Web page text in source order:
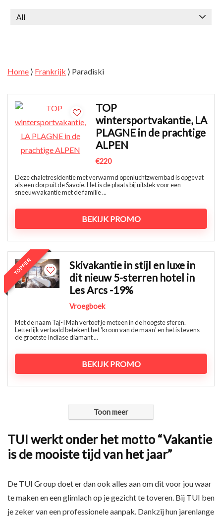
All
Home ⟩ Frankrijk ⟩ Paradiski
TOP
wintersportvakantie, LA
PLAGNE in de prachtige
ALPEN
€220
Deze chaletresidentie met verwarmd openluchtzwembad is opgevat
als een dorp uit de Savoie. Het is de plaats bij uitstek voor een
sneeuwvakantie met de familie ...
BEKIJK PROMO
TOPPER
Skivakantie in stijl en luxe in
dit nieuw 5-sterren hotel in
Les Arcs -19%
Vroegboek
Met de naam Taj-I Mah vertoef je meteen in de hoogste sferen.
Letterlijk vertaald betekent het 'kroon van de maan' en het is tevens
de grootste Indiase diamant ...
BEKIJK PROMO
Toon meer
TUI werkt onder het motto “Vakantie
is de mooiste tijd van het jaar”
De TUI Group doet er dan ook alles aan om dit voor jou waar
te maken en een glimlach op je gezicht te toveren. Bij TUI ben
je zeker van een professionele aanpak. Dankzij hun jarenlange